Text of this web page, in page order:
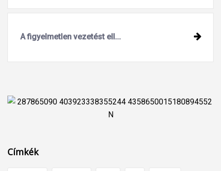
A figyelmetlen vezetést ell...
Címkék